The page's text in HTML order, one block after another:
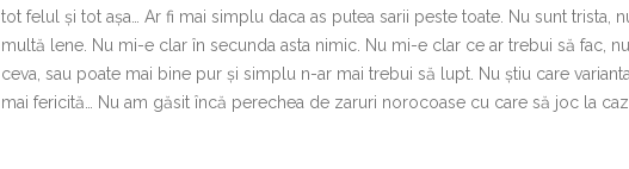
tot felul și tot așa… Ar fi mai simplu daca as putea sarii peste toate. Nu sunt trista,
multă lene. Nu mi-e clar în secunda asta nimic. Nu mi-e clar ce ar trebui să fac,
ceva, sau poate mai bine pur și simplu n-ar mai trebui să lupt. Nu știu care
mai fericită… Nu am găsit încă perechea de zaruri norocoase cu care să joc la